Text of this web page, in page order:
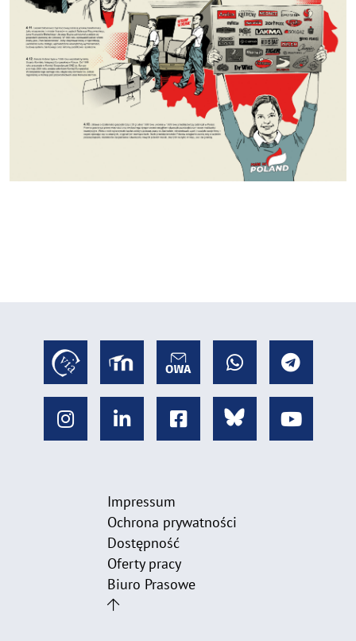
Impressum
Ochrona prywatności
Dostępność
Oferty pracy
Biuro Prasowe